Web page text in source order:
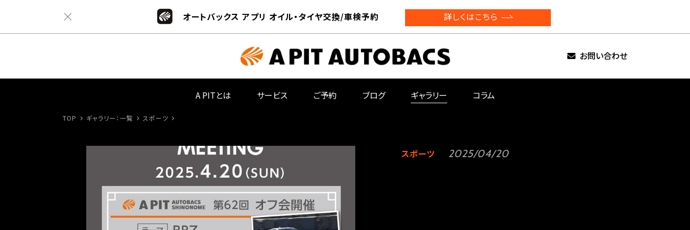
オートバックス アプリ オイル・タイヤ交換/車検予約 詳しくはこちら
お問い合わせ
A PITとは サービス ご予約 ブログ ギャラリー コラム
TOP ギャラリー：一覧 スポーツ
スポーツ 2025/04/20